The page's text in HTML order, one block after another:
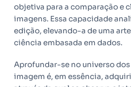
objetiva para a comparação e
imagens. Essa capacidade
edição, elevando-a de uma
ciência embasada em dados.
Aprofundar-se no universo
imagem é, em essência,